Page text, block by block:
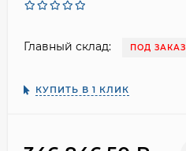
Главный склад: ПОД ЗАКАЗ
КУПИТЬ В 1 КЛИК